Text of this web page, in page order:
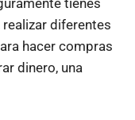
diferentes
hacer compras
dinero, una